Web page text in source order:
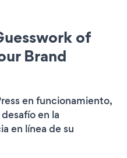
of
Brand
en funcionamiento,
en la
en línea de su